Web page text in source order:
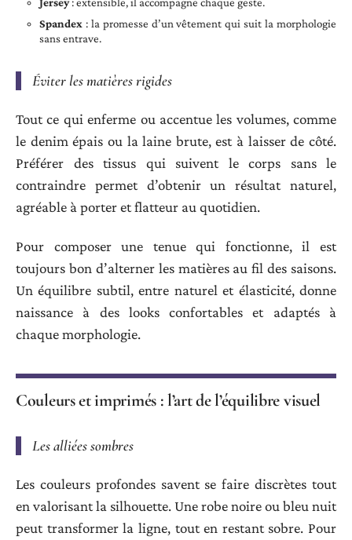
Jersey: extensible, il accompagne chaque geste.
Spandex : la promesse d’un vêtement qui suit la morphologie
sans entrave.
Éviter les matières rigides
Tout ce qui enferme ou accentue les volumes, comme
le denim épais ou la laine brute, est à laisser de côté.
Préférer des tissus qui suivent le corps sans le
contraindre permet d’obtenir un résultat naturel,
agréable à porter et flatteur au quotidien.
Pour composer une tenue qui fonctionne, il est
toujours bon d’alterner les matières au fil des saisons.
Un équilibre subtil, entre naturel et élasticité, donne
naissance à des looks confortables et adaptés à
chaque morphologie.
Couleurs et imprimés : l’art de l’équilibre visuel
Les alliées sombres
Les couleurs profondes savent se faire discrètes tout
en valorisant la silhouette. Une robe noire ou bleu nuit
peut transformer la ligne, tout en restant sobre. Pour